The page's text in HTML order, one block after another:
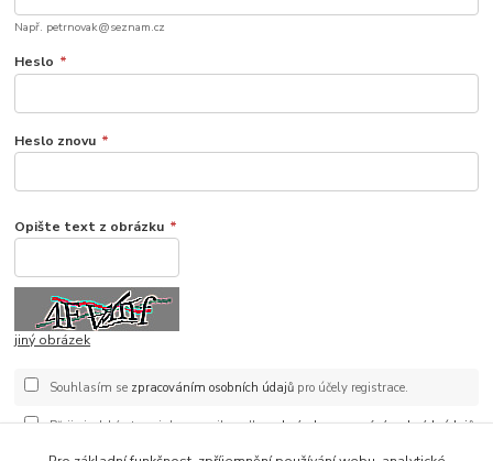
Např. petrnovak@seznam.cz
Heslo *
Heslo znovu *
Opište text z obrázku *
jiný obrázek
Souhlasím se zpracováním osobních údajůpro účely registrace.
Přeji si odebírat novinky e-mailem dlepodmínek zpracování osobních údajů.